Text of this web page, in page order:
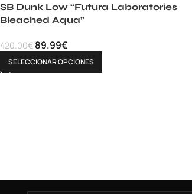
SB Dunk Low “Futura Laboratories
Bleached Aqua”
420.00€ 89.99€
SELECCIONAR OPCIONES